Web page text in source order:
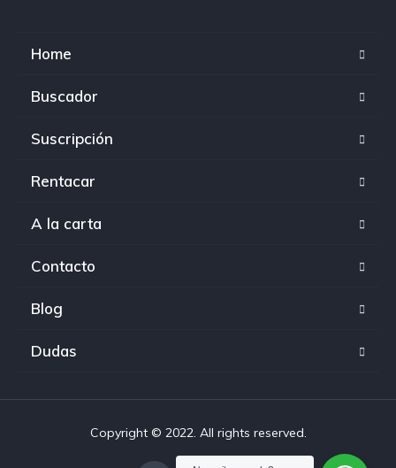
Home
Buscador
Suscripción
Rentacar
A la carta
Contacto
Blog
Dudas
Copyright © 2022. All rights reserved.